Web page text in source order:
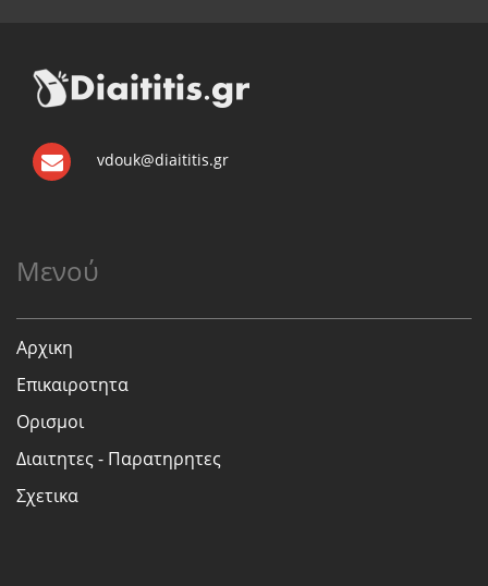
vdouk@diaititis.gr
Μενού
Αρχικη
Επικαιροτητα
Ορισμοι
Διαιτητες - Παρατηρητες
Σχετικα